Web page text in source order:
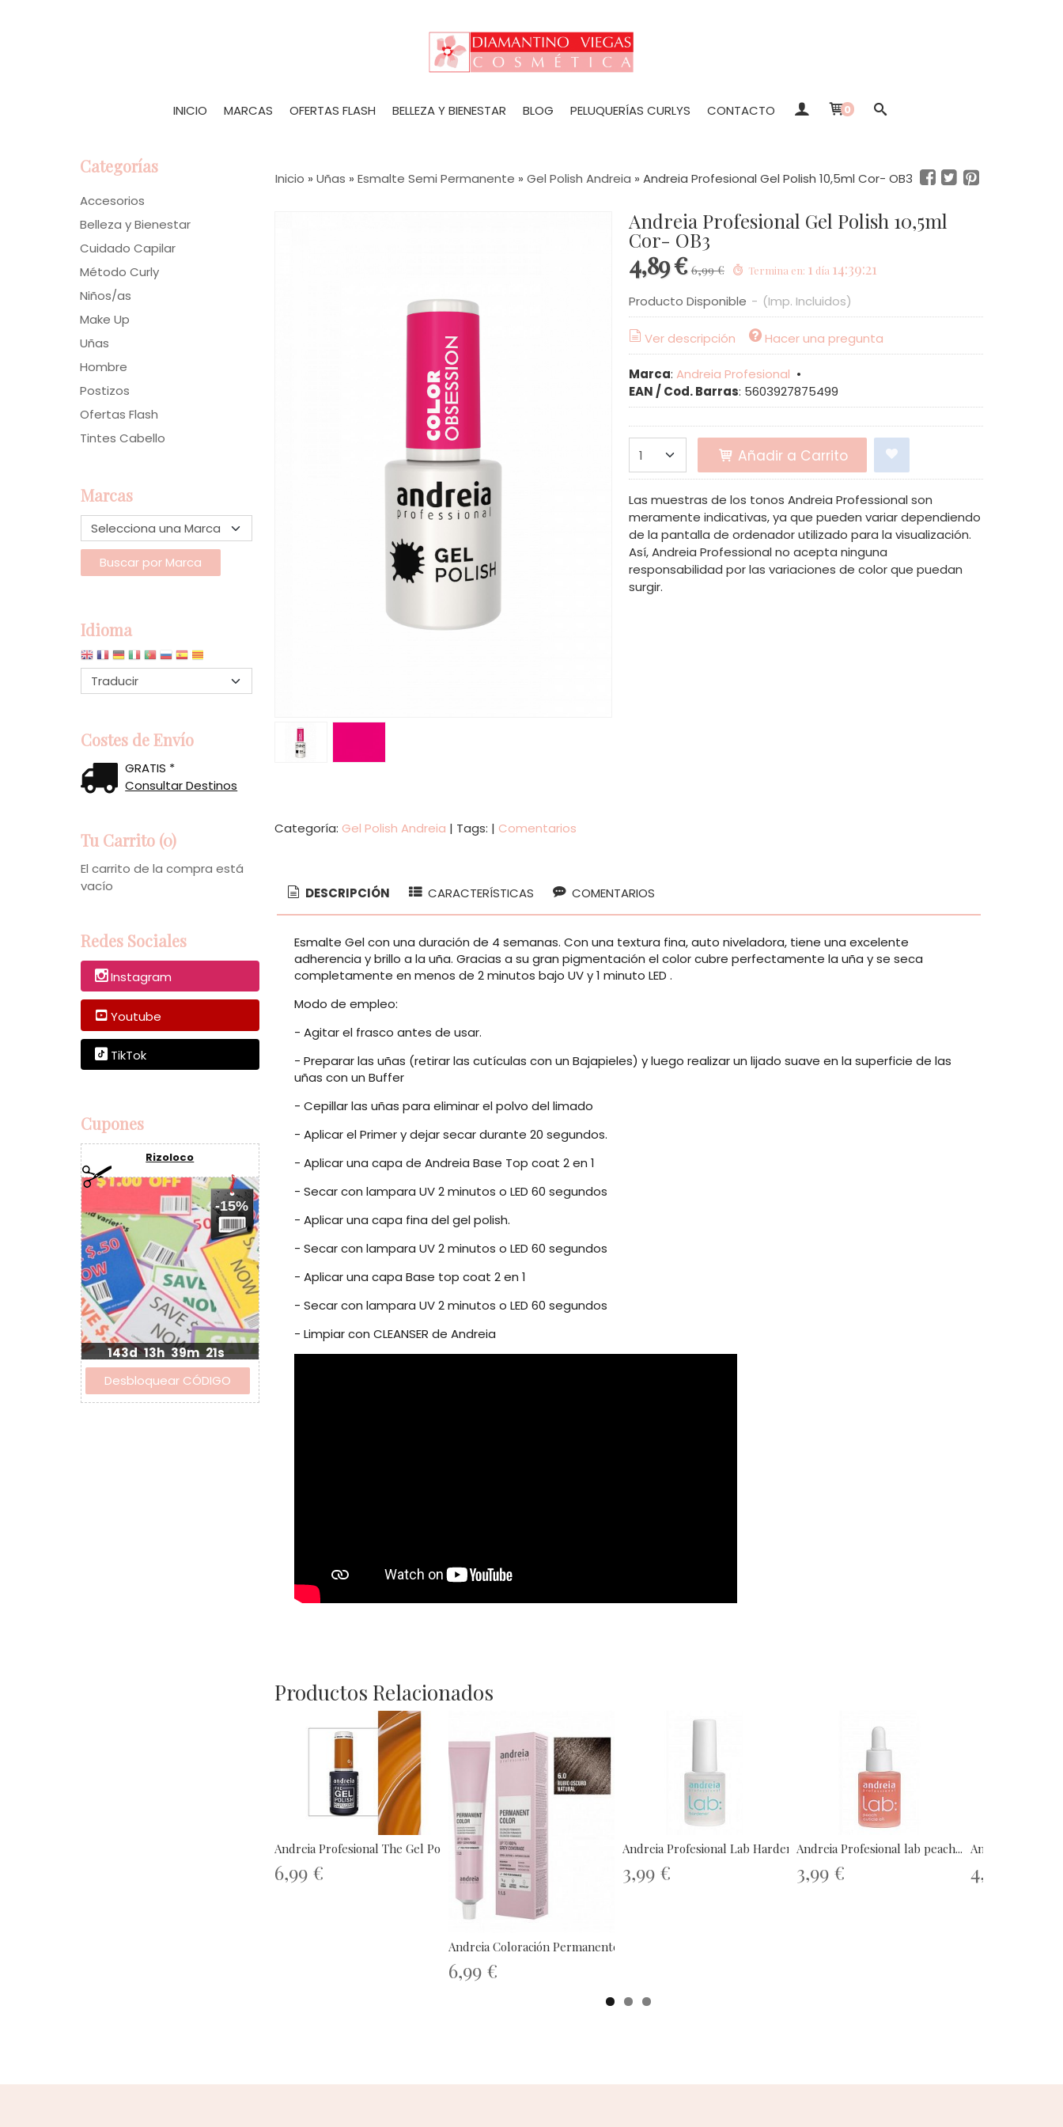
INICIO MARCAS OFERTAS FLASH BELLEZA Y BIENESTAR BLOG PELUQUERÍAS CURLYS CONTACTO 0
Categorías
Accesorios
Belleza y Bienestar
Cuidado Capilar
Método Curly
Niños/as
Make Up
Uñas
Hombre
Postizos
Ofertas Flash
Tintes Cabello
Marcas
Idioma
Costes de Envío
GRATIS *
Consultar Destinos
Tu Carrito (0)
El carrito de la compra está
vacío
Redes Sociales
Instagram
Youtube
TikTok
Cupones
Rizoloco
-15%
143d 13h 39m 20s
Inicio » Uñas » Esmalte Semi Permanente » Gel Polish Andreia » Andreia Profesional Gel Polish 10,5ml Cor- OB3
Andreia Profesional Gel Polish 10,5ml
Cor- OB3
4,89 €6,99 € Termina en: 1 día 14:39:21
Producto Disponible - (Imp. Incluidos)
Ver descripción Hacer una pregunta
Marca: Andreia Profesional •
EAN / Cod. Barras: 5603927875499
Añadir a Carrito
Las muestras de los tonos Andreia Professional son
meramente indicativas, ya que pueden variar dependiendo
de la pantalla de ordenador utilizado para la visualización.
Así, Andreia Professional no acepta ninguna
responsabilidad por las variaciones de color que puedan
surgir.
Categoría: Gel Polish Andreia | Tags: | Comentarios
DESCRIPCIÓN CARACTERÍSTICAS COMENTARIOS
Esmalte Gel con una duración de 4 semanas. Con una textura fina, auto niveladora, tiene una excelente
adherencia y brillo a la uña. Gracias a su gran pigmentación el color cubre perfectamente la uña y se seca
completamente en menos de 2 minutos bajo UV y 1 minuto LED .
Modo de empleo:
- Agitar el frasco antes de usar.
- Preparar las uñas (retirar las cutículas con un Bajapieles) y luego realizar un lijado suave en la superficie de las
uñas con un Buffer
- Cepillar las uñas para eliminar el polvo del limado
- Aplicar el Primer y dejar secar durante 20 segundos.
- Aplicar una capa de Andreia Base Top coat 2 en 1
- Secar con lampara UV 2 minutos o LED 60 segundos
- Aplicar una capa fina del gel polish.
- Secar con lampara UV 2 minutos o LED 60 segundos
- Aplicar una capa Base top coat 2 en 1
- Secar con lampara UV 2 minutos o LED 60 segundos
- Limpiar con CLEANSER de Andreia
Productos Relacionados
Andreia Profesional The Gel Polish...
6,99 €
Andreia Coloración Permanente 100ml...
6,99 €
Andreia Profesional Lab Hardener...
3,99 €
Andreia Profesional lab peach...
3,99 €
Andreia
4,89 €